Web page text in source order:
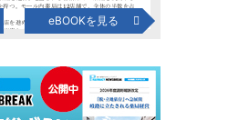
eBOOKを見る